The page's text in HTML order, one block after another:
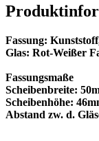
Fassung:
Fassungsmaße
Scheibenhöhe:
Abstand zw. d.